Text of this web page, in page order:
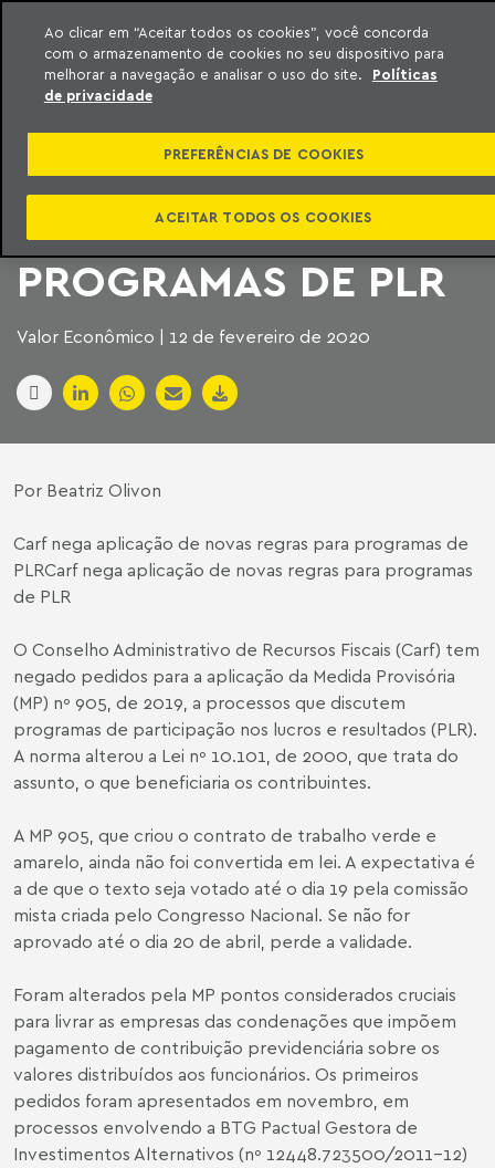
o conteúdo
Machado Meyer
CARF NEGA
APLICAÇÃO DE
NOVAS REGRAS PARA
PROGRAMAS DE PLR
Valor Econômico | 12 de fevereiro de 2020
Por Beatriz Olivon
Carf nega aplicação de novas regras para programas de
PLRCarf nega aplicação de novas regras para programas
de PLR
O Conselho Administrativo de Recursos Fiscais (Carf) tem
negado pedidos para a aplicação da Medida Provisória
(MP) nº 905, de 2019, a processos que discutem
programas de participação nos lucros e resultados (PLR).
A norma alterou a Lei nº 10.101, de 2000, que trata do
assunto, o que beneficiaria os contribuintes.
A MP 905, que criou o contrato de trabalho verde e
amarelo, ainda não foi convertida em lei. A expectativa é
a de que o texto seja votado até o dia 19 pela comissão
mista criada pelo Congresso Nacional. Se não for
aprovado até o dia 20 de abril, perde a validade.
Foram alterados pela MP pontos considerados cruciais
para livrar as empresas das condenações que impõem
pagamento de contribuição previdenciária sobre os
valores distribuídos aos funcionários. Os primeiros
pedidos foram apresentados em novembro, em
processos envolvendo a BTG Pactual Gestora de
Investimentos Alternativos (nº 12448.723500/2011-12)
Ao clicar em “Aceitar todos os cookies”, você concorda
com o armazenamento de cookies no seu dispositivo para
melhorar a navegação e analisar o uso do site.
Políticas
de privacidade
PREFERÊNCIAS DE COOKIES
ACEITAR TODOS OS COOKIES